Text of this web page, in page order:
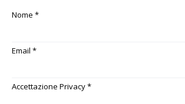
Nome *
Email *
Accettazione Privacy*